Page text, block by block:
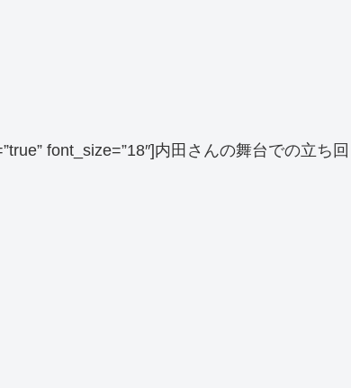
font_size=”18″]内田さんの舞台での立ち回